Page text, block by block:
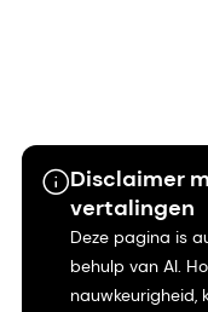
Disclaimer
vertalingen
Deze pagina is
behulp van AI.
nauwkeurigheid,